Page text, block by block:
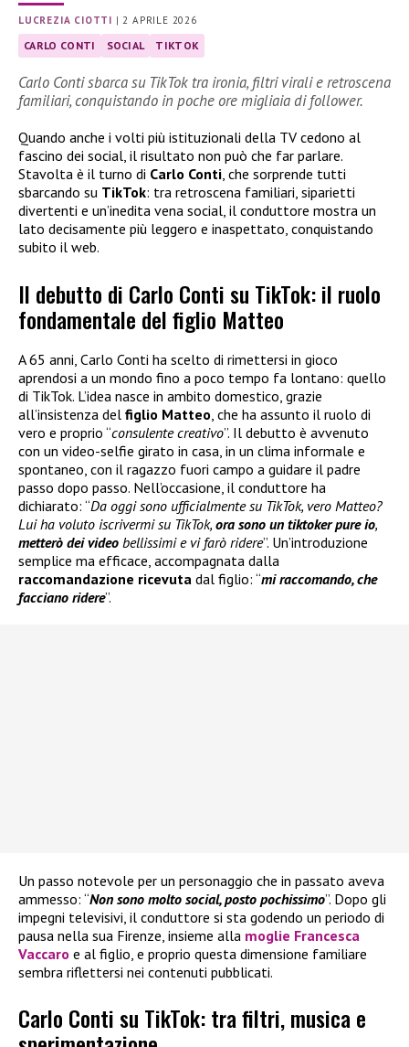
LUCREZIA CIOTTI |2 APRILE 2026
CARLO CONTI SOCIAL TIKTOK
Carlo Conti sbarca su TikTok tra ironia, filtri virali e retroscena
familiari, conquistando in poche ore migliaia di follower.
Quando anche i volti più istituzionali della TV cedono al
fascino dei social, il risultato non può che far parlare.
Stavolta è il turno di Carlo Conti, che sorprende tutti
sbarcando su TikTok: tra retroscena familiari, siparietti
divertenti e un’inedita vena social, il conduttore mostra un
lato decisamente più leggero e inaspettato, conquistando
subito il web.
Il debutto di Carlo Conti su TikTok: il ruolo
fondamentale del figlio Matteo
A 65 anni, Carlo Conti ha scelto di rimettersi in gioco
aprendosi a un mondo fino a poco tempo fa lontano: quello
di TikTok. L’idea nasce in ambito domestico, grazie
all’insistenza del figlio Matteo , che ha assunto il ruolo di
vero e proprio “consulente creativo”. Il debutto è avvenuto
con un video-selfie girato in casa, in un clima informale e
spontaneo, con il ragazzo fuori campo a guidare il padre
passo dopo passo. Nell’occasione, il conduttore ha
dichiarato: “Da oggi sono ufficialmente su TikTok, vero Matteo?
Lui ha voluto iscrivermi su TikTok, ora sono un tiktoker pure io,
metterò dei video bellissimi e vi farò ridere”. Un’introduzione
semplice ma efficace, accompagnata dalla
raccomandazione ricevuta dal figlio: “mi raccomando, che
facciano ridere”.
Un passo notevole per un personaggio che in passato aveva
ammesso: “Non sono molto social, posto pochissimo”. Dopo gli
impegni televisivi, il conduttore si sta godendo un periodo di
pausa nella sua Firenze, insieme alla moglie Francesca
Vaccaro e al figlio, e proprio questa dimensione familiare
sembra riflettersi nei contenuti pubblicati.
Carlo Conti su TikTok: tra filtri, musica e